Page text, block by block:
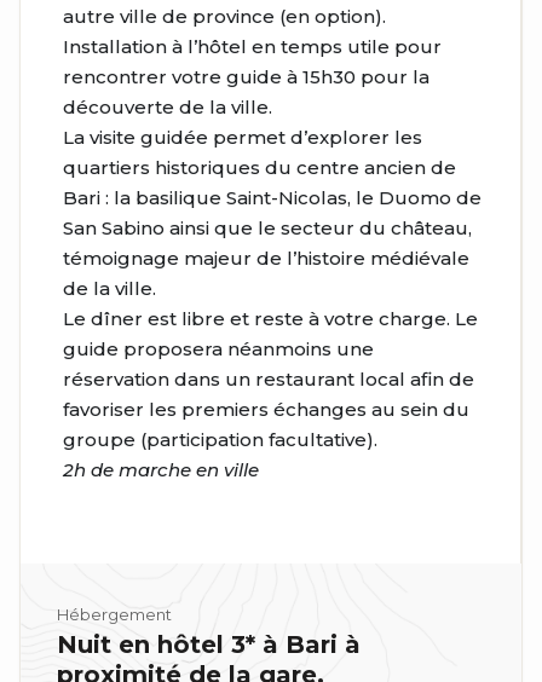
autre ville de province (en option).
Installation à l’hôtel en temps utile pour
rencontrer votre guide à 15h30 pour la
découverte de la ville.
La visite guidée permet d’explorer les
quartiers historiques du centre ancien de
Bari : la basilique Saint-Nicolas, le Duomo de
San Sabino ainsi que le secteur du château,
témoignage majeur de l’histoire médiévale
de la ville.
Le dîner est libre et reste à votre charge. Le
guide proposera néanmoins une
réservation dans un restaurant local afin de
favoriser les premiers échanges au sein du
groupe (participation facultative).
2h de marche en ville
Hébergement
Nuit en hôtel 3* à Bari à
proximité de la gare.